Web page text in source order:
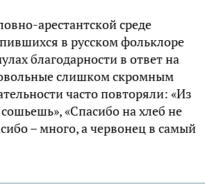
арестантской среде
в русском фольклоре
благодарности в ответ на
слишком скромным
часто повторяли: «Из
«Спасибо на хлеб не
– много, а червонец в самый